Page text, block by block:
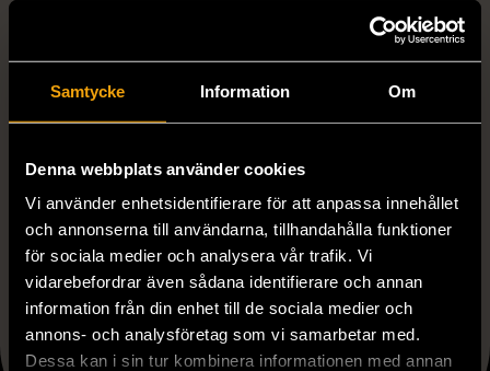
Samtycke Information Om
Denna webbplats använder cookies
Vi använder enhetsidentifierare för att anpassa innehållet
och annonserna till användarna, tillhandahålla funktioner
för sociala medier och analysera vår trafik. Vi
vidarebefordrar även sådana identifierare och annan
information från din enhet till de sociala medier och
annons- och analysföretag som vi samarbetar med.
Dessa kan i sin tur kombinera informationen med annan
finns möjlighet för en deltagare eller gäst att dela med sig
Dela artikeln X